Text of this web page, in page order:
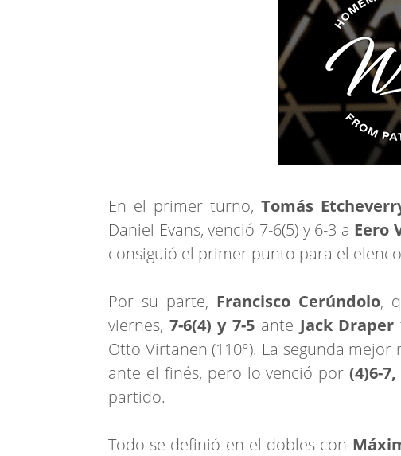
En el primer turno, Tomás
Daniel Evans, venció 7-6(5) y 6-3 a Eero
consiguió el primer punto para el
Por su parte, Francisco Cerúndolo,
viernes, 7-6(4) y 7-5 ante Jack Draper
Otto Virtanen (110°). La segunda
ante el finés, pero lo venció por(4)6-
partido.
Todo se definió en el dobles con